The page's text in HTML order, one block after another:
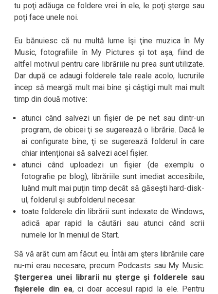
tu poţi adăuga ce foldere vrei în ele, le poţi şterge sau
poţi face unele noi.
Eu bănuiesc că nu multă lume îşi ţine muzica în My
Music, fotografiile în My Pictures şi tot aşa, fiind de
altfel motivul pentru care librăriile nu prea sunt utilizate.
Dar după ce adaugi folderele tale reale acolo, lucrurile
încep să meargă mult mai bine şi câştigi mult mai mult
timp din două motive:
atunci când salvezi un fişier de pe net sau dintr-un
program, de obicei ţi se sugerează o librărie. Dacă le
ai configurate bine, ţi se sugerează folderul în care
chiar intenționai să salvezi acel fişier.
atunci când uploadezi un fişier (de exemplu o
fotografie pe blog), librăriile sunt imediat accesibile,
luând mult mai puțin timp decât să găsești hard-disk-
ul, folderul şi subfolderul necesar.
toate folderele din librării sunt indexate de Windows,
adică apar rapid la căutări sau atunci când scrii
numele lor în meniul de Start.
Să vă arăt cum am făcut eu. Întâi am şters librăriile care
nu-mi erau necesare, precum Podcasts sau My Music.
Ştergerea unei librarii nu şterge şi folderele sau
fişierele din ea, ci doar accesul rapid la ele. Pentru